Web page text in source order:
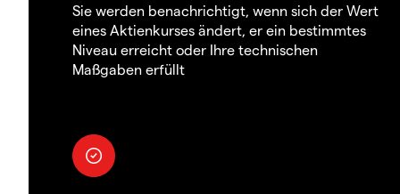
Sie werden benachrichtigt, wenn sich der Wert
eines Aktienkurses ändert, er ein bestimmtes
Niveau erreicht oder Ihre technischen
Maßgaben erfüllt